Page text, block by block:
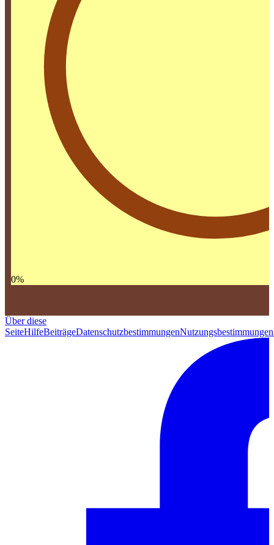
0%
Über diese
SeiteHilfeBeiträgeDatenschutzbestimmungenNutzungsbestimmungen